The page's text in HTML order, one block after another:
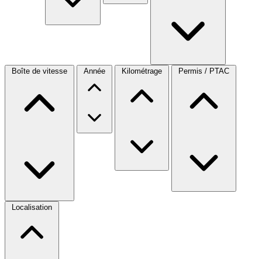
Boîte de vitesse Année Kilométrage Permis / PTAC
Localisation